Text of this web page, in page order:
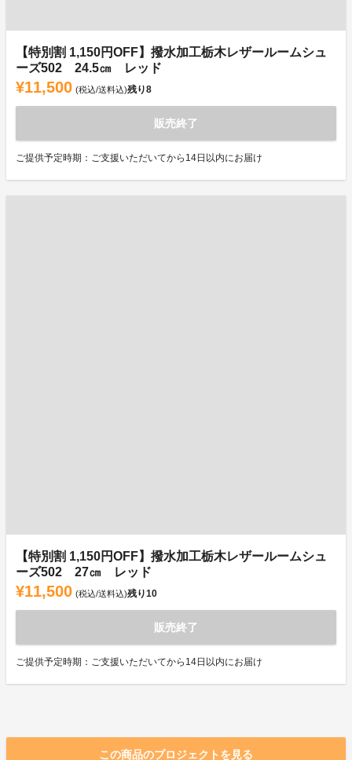
【特別割 1,150円OFF】撥水加工栃木レザールームシュ
ーズ502 24.5㎝ レッド
¥11,500 (税込/送料込)残り8
販売終了
ご提供予定時期：ご支援いただいてから14日以内にお届け
【特別割 1,150円OFF】撥水加工栃木レザールームシュ
ーズ502 27㎝ レッド
¥11,500 (税込/送料込)残り10
販売終了
ご提供予定時期：ご支援いただいてから14日以内にお届け
この商品のプロジェクトを見る